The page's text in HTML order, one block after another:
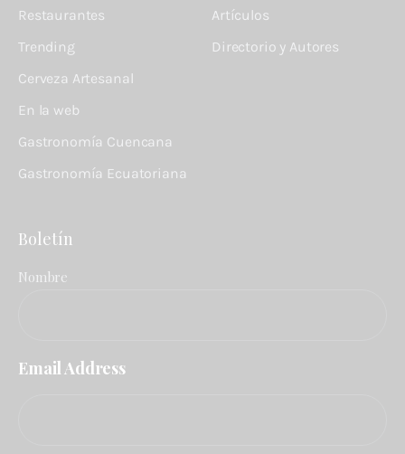
Restaurantes
Trending
Cerveza Artesanal
En la web
Gastronomía Cuencana
Gastronomía Ecuatoriana
Artículos
Directorio y Autores
Boletín
Nombre
Email Address